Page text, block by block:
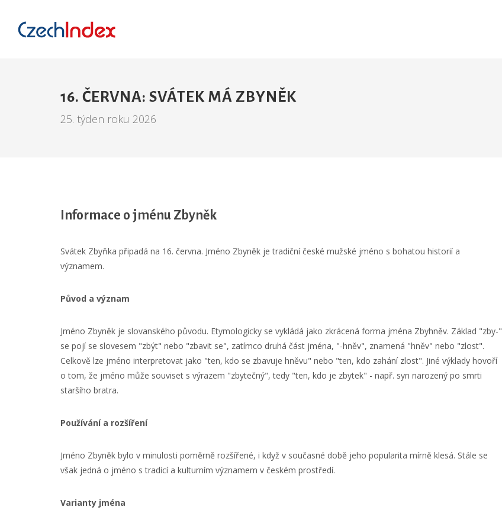
16. ČERVNA: SVÁTEK MÁ ZBYNĚK
25. týden roku 2026
Informace o jménu Zbyněk
Svátek Zbyňka připadá na 16. června. Jméno Zbyněk je tradiční české mužské jméno s bohatou historií a
významem.
Původ a význam
Jméno Zbyněk je slovanského původu. Etymologicky se vykládá jako zkrácená forma jména Zbyhněv. Základ "zby-"
se pojí se slovesem "zbýt" nebo "zbavit se", zatímco druhá část jména, "-hněv", znamená "hněv" nebo "zlost".
Celkově lze jméno interpretovat jako "ten, kdo se zbavuje hněvu" nebo "ten, kdo zahání zlost". Jiné výklady hovoří
o tom, že jméno může souviset s výrazem "zbytečný", tedy "ten, kdo je zbytek" - např. syn narozený po smrti
staršího bratra.
Používání a rozšíření
Jméno Zbyněk bylo v minulosti poměrně rozšířené, i když v současné době jeho popularita mírně klesá. Stále se
však jedná o jméno s tradicí a kulturním významem v českém prostředí.
Varianty jména